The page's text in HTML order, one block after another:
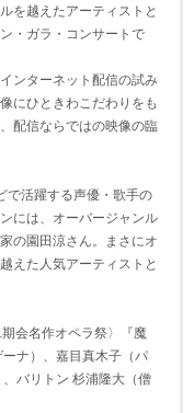
を越えたアーティストと
・ガラ・コンサートで
ンターネット配信の試み
にひときわこだわりをも
配信ならではの映像の臨
で活躍する声優・歌手の
には、オーバージャンル
の園田涼さん。まさにオ
えた人気アーティストと
会名作オペラ祭〉『魔
ナ）、嘉目真木子（パ
バリトン 杉浦隆大（僧